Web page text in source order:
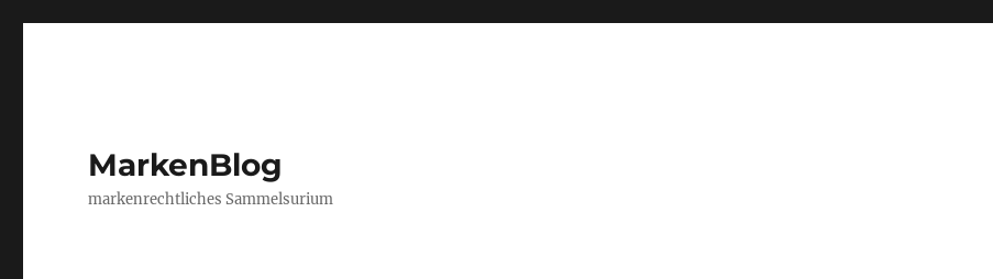
MarkenBlog
markenrechtliches Sammelsurium